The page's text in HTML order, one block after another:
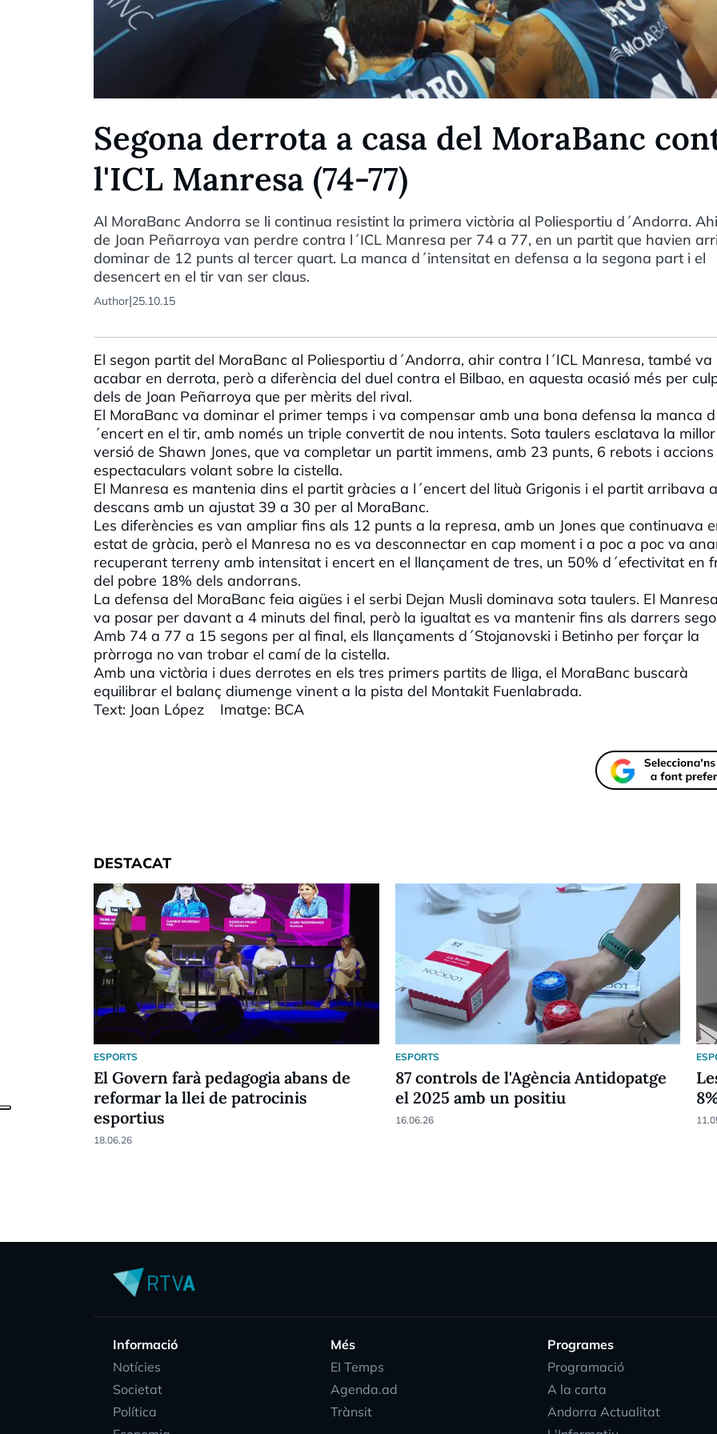
Segona derrota a casa del MoraBanc
l'ICL Manresa (74-77)
Al MoraBanc Andorra se li continua resistint la primera victòria al Poliesportiu d´Andorra.
de Joan Peñarroya van perdre contra l´ICL Manresa per 74 a 77, en un partit que havien
dominar de 12 punts al tercer quart. La manca d´intensitat en defensa a la segona part i el
desencert en el tir van ser claus.
Author|25.10.15
El segon partit del MoraBanc al Poliesportiu d´Andorra, ahir contra l´ICL Manresa, també va
acabar en derrota, però a diferència del duel contra el Bilbao, en aquesta ocasió més per
dels de Joan Peñarroya que per mèrits del rival.
El MoraBanc va dominar el primer temps i va compensar amb una bona defensa la manca d
´encert en el tir, amb només un triple convertit de nou intents. Sota taulers esclatava la millor
versió de Shawn Jones, que va completar un partit immens, amb 23 punts, 6 rebots i accions
espectaculars volant sobre la cistella.
El Manresa es mantenia dins el partit gràcies a l´encert del lituà Grigonis i el partit arribava
descans amb un ajustat 39 a 30 per al MoraBanc.
Les diferències es van ampliar fins als 12 punts a la represa, amb un Jones que continuava
estat de gràcia, però el Manresa no es va desconnectar en cap moment i a poc a poc va
recuperant terreny amb intensitat i encert en el llançament de tres, un 50% d´efectivitat en
del pobre 18% dels andorrans.
La defensa del MoraBanc feia aigües i el serbi Dejan Musli dominava sota taulers. El
va posar per davant a 4 minuts del final, però la igualtat es va mantenir fins als darrers
Amb 74 a 77 a 15 segons per al final, els llançaments d´Stojanovski i Betinho per forçar la
pròrroga no van trobar el camí de la cistella.
Amb una victòria i dues derrotes en els tres primers partits de lliga, el MoraBanc buscarà
equilibrar el balanç diumenge vinent a la pista del Montakit Fuenlabrada.
Text: Joan López Imatge: BCA
DESTACAT
ESPORTS
El Govern farà pedagogia abans de
reformar la llei de patrocinis
esportius
18.06.26
ESPORTS
87 controls de l'Agència Antidopatge
el 2025 amb un positiu
16.06.26
Informació
Notícies
Societat
Política
Més
EI Temps
Agenda.ad
Trànsit
Programes
Programació
A la carta
Andorra Actualitat